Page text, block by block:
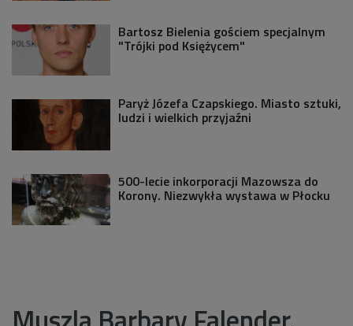
Bartosz Bielenia gościem specjalnym
"Trójki pod Księżycem"
Paryż Józefa Czapskiego. Miasto sztuki,
ludzi i wielkich przyjaźni
500-lecie inkorporacji Mazowsza do
Korony. Niezwykła wystawa w Płocku